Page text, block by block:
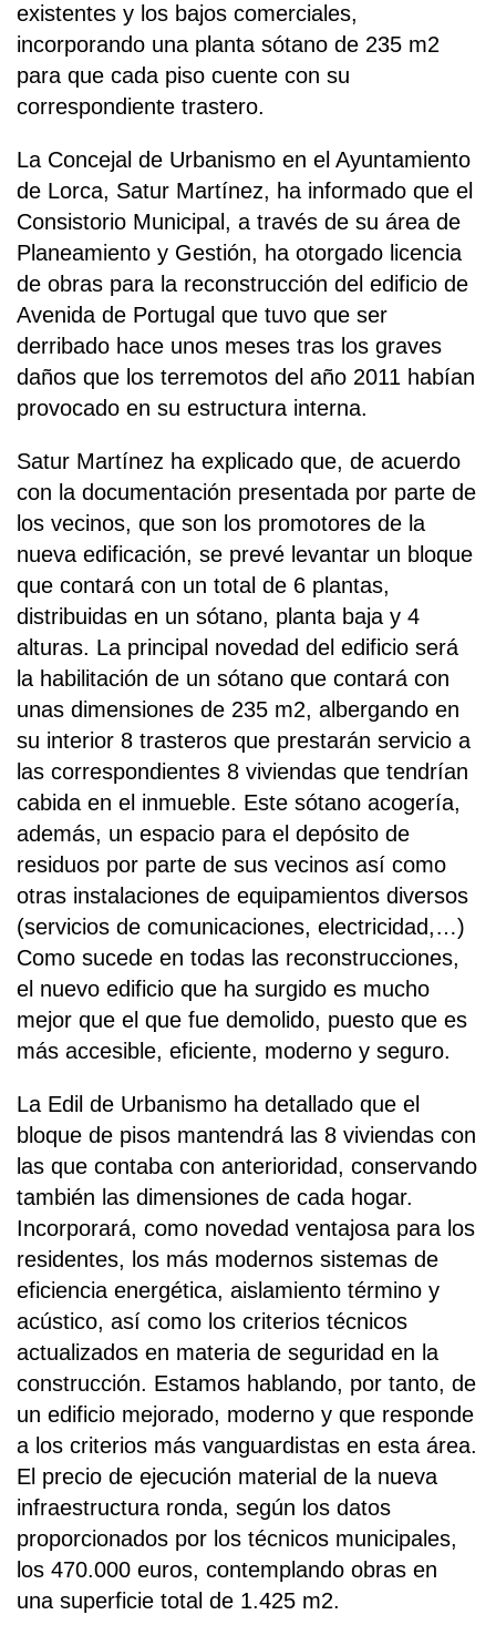
existentes y los bajos comerciales,
incorporando una planta sótano de 235 m2
para que cada piso cuente con su
correspondiente trastero.
La Concejal de Urbanismo en el Ayuntamiento
de Lorca, Satur Martínez, ha informado que el
Consistorio Municipal, a través de su área de
Planeamiento y Gestión, ha otorgado licencia
de obras para la reconstrucción del edificio de
Avenida de Portugal que tuvo que ser
derribado hace unos meses tras los graves
daños que los terremotos del año 2011 habían
provocado en su estructura interna.
Satur Martínez ha explicado que, de acuerdo
con la documentación presentada por parte de
los vecinos, que son los promotores de la
nueva edificación, se prevé levantar un bloque
que contará con un total de 6 plantas,
distribuidas en un sótano, planta baja y 4
alturas. La principal novedad del edificio será
la habilitación de un sótano que contará con
unas dimensiones de 235 m2, albergando en
su interior 8 trasteros que prestarán servicio a
las correspondientes 8 viviendas que tendrían
cabida en el inmueble. Este sótano acogería,
además, un espacio para el depósito de
residuos por parte de sus vecinos así como
otras instalaciones de equipamientos diversos
(servicios de comunicaciones, electricidad,…)
Como sucede en todas las reconstrucciones,
el nuevo edificio que ha surgido es mucho
mejor que el que fue demolido, puesto que es
más accesible, eficiente, moderno y seguro.
La Edil de Urbanismo ha detallado que el
bloque de pisos mantendrá las 8 viviendas con
las que contaba con anterioridad, conservando
también las dimensiones de cada hogar.
Incorporará, como novedad ventajosa para los
residentes, los más modernos sistemas de
eficiencia energética, aislamiento término y
acústico, así como los criterios técnicos
actualizados en materia de seguridad en la
construcción. Estamos hablando, por tanto, de
un edificio mejorado, moderno y que responde
a los criterios más vanguardistas en esta área.
El precio de ejecución material de la nueva
infraestructura ronda, según los datos
proporcionados por los técnicos municipales,
los 470.000 euros, contemplando obras en
una superficie total de 1.425 m2.